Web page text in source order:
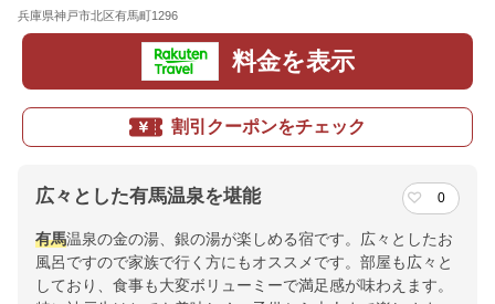
兵庫県神戸市北区有馬町1296
料金を表示
割引クーポンをチェック
広々とした有馬温泉を堪能 0
有馬温泉の金の湯、銀の湯が楽しめる宿です。広々としたお
風呂ですので家族で行く方にもオススメです。部屋も広々と
しており、食事も大変ボリューミーで満足感が味わえます。